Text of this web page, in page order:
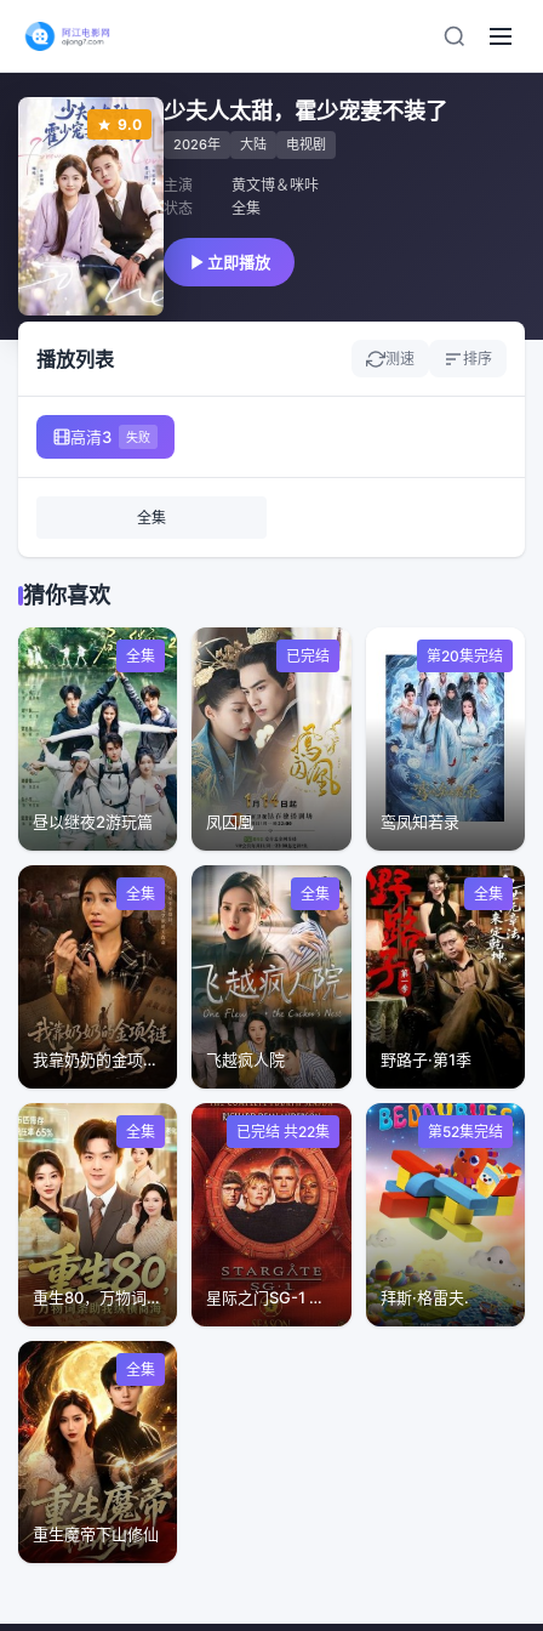
9.0
少夫人太甜，霍少宠妻不装了
2026年 大陆 电视剧
主演
黄文博＆咪咔
状态
全集
立即播放
播放列表 测速 排序
高清3 失败
全集
猜你喜欢
全集
昼以继夜2游玩篇
已完结
凤囚凰
第20集完结
鸾凤知若录
全集
我靠奶奶的金项链青云直上了
全集
飞越疯人院
全集
野路子·第1季
全集
重生80，万物词条助我纵横商海
已完结 共22集
星际之门SG-1 第四季
第52集完结
拜斯·格雷夫.
全集
重生魔帝下山修仙